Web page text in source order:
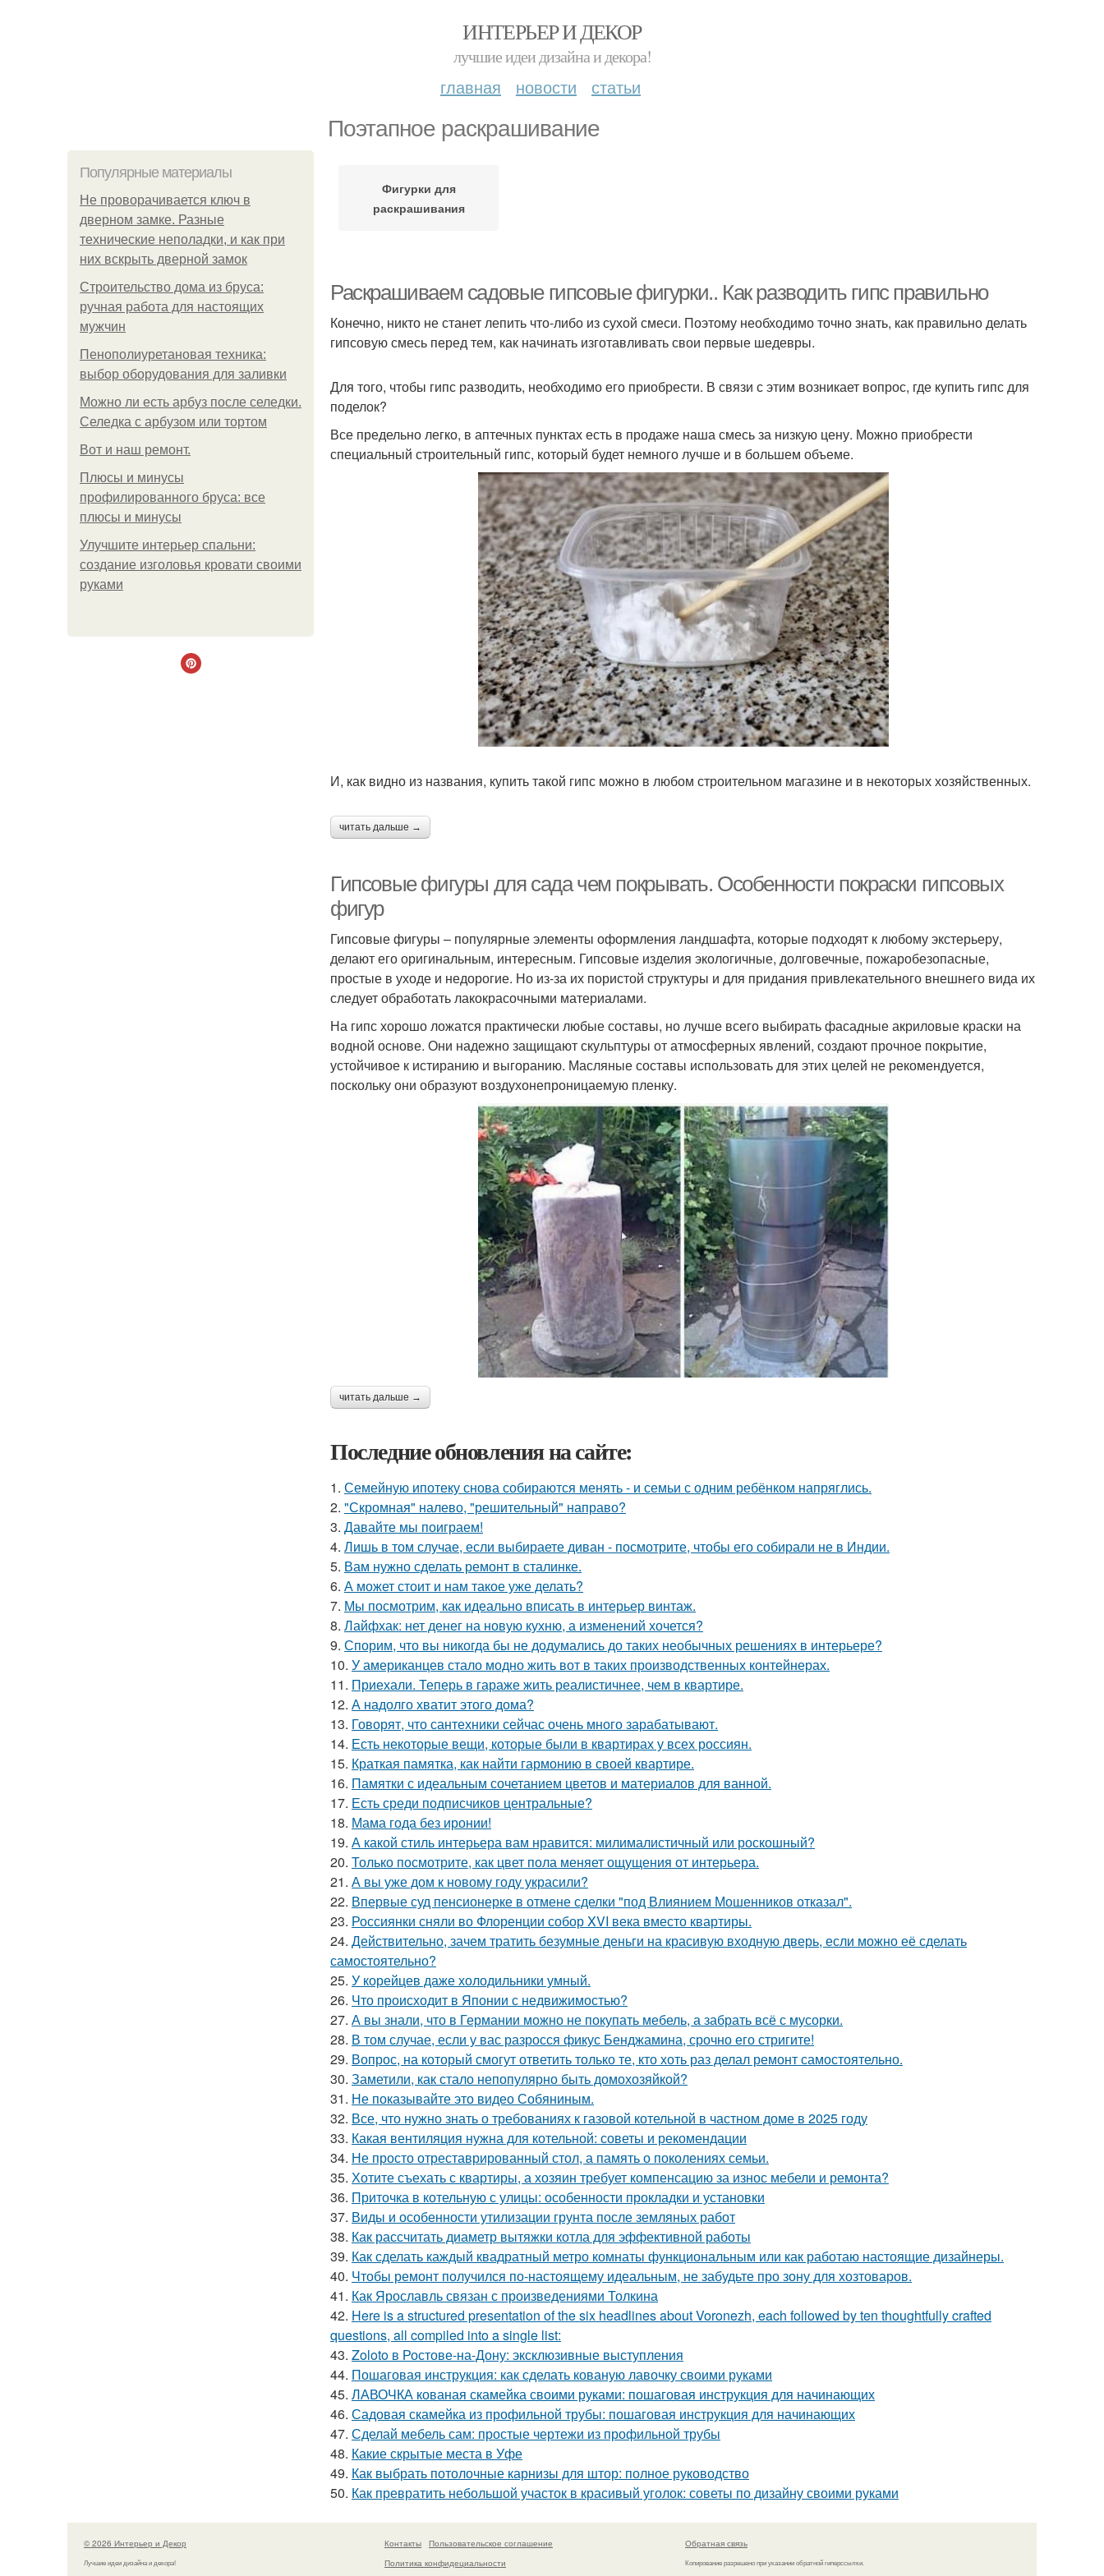
ИНТЕРЬЕР И ДЕКОР
лучшие идеи дизайна и декора!
главная новости статьи
Поэтапное раскрашивание
Популярные материалы
Не проворачивается ключ в
дверном замке. Разные
технические неполадки, и как при
них вскрыть дверной замок
Строительство дома из бруса:
ручная работа для настоящих
мужчин
Пенополиуретановая техника:
выбор оборудования для заливки
Можно ли есть арбуз после селедки.
Селедка с арбузом или тортом
Boт и наш ремoнт.
Плюсы и минусы
профилированного бруса: все
плюсы и минусы
Улучшите интерьер спальни:
создание изголовья кровати своими
руками
Фигурки для
раскрашивания
Раскрашиваем садовые гипсовые фигурки.. Как разводить гипс правильно
Конечно, никто не станет лепить что-либо из сухой смеси. Поэтому необходимо точно знать, как правильно делать
гипсовую смесь перед тем, как начинать изготавливать свои первые шедевры.
Для того, чтобы гипс разводить, необходимо его приобрести. В связи с этим возникает вопрос, где купить гипс для
поделок?
Все предельно легко, в аптечных пунктах есть в продаже наша смесь за низкую цену. Можно приобрести
специальный строительный гипс, который будет немного лучше и в большем объеме.
И, как видно из названия, купить такой гипс можно в любом строительном магазине и в некоторых хозяйственных.
читать дальше →
Гипсовые фигуры для сада чем покрывать. Особенности покраски гипсовых
фигур
Гипсовые фигуры – популярные элементы оформления ландшафта, которые подходят к любому экстерьеру,
делают его оригинальным, интересным. Гипсовые изделия экологичные, долговечные, пожаробезопасные,
простые в уходе и недорогие. Но из-за их пористой структуры и для придания привлекательного внешнего вида их
следует обработать лакокрасочными материалами.
На гипс хорошо ложатся практически любые составы, но лучше всего выбирать фасадные акриловые краски на
водной основе. Они надежно защищают скульптуры от атмосферных явлений, создают прочное покрытие,
устойчивое к истиранию и выгоранию. Масляные составы использовать для этих целей не рекомендуется,
поскольку они образуют воздухонепроницаемую пленку.
читать дальше →
Последние обновления на сайте:
1. Семейную ипотеку снова собираются менять - и семьи с одним ребёнком напряглись.
2. "Скромная" налево, "решительный" направо?
3. Давайте мы поиграем!
4. Лишь в том случае, если выбираете диван - посмотрите, чтобы его собирали не в Индии.
5. Вам нужно сделать ремонт в сталинке.
6. А может стоит и нам такое уже делать?
7. Мы посмотрим, как идеально вписать в интерьер винтаж.
8. Лайфхак: нет денег на новую кухню, а изменений хочется?
9. Спорим, что вы никогда бы не додумались до таких необычных решениях в интерьере?
10. У американцев стало модно жить вот в таких производственных контейнерах.
11. Приехали. Теперь в гараже жить реалистичнее, чем в квартире.
12. А надолго хватит этого дома?
13. Говорят, что сантехники сейчас очень много зарабатывают.
14. Есть некоторые вещи, которые были в квартирах у всех россиян.
15. Краткая памятка, как найти гармонию в своей квартире.
16. Памятки с идеальным сочетанием цветов и материалов для ванной.
17. Есть среди подписчиков центральные?
18. Мама года без иронии!
19. А какой стиль интерьера вам нравится: милималистичный или роскошный?
20. Только посмотрите, как цвет пола меняет ощущения от интерьера.
21. А вы уже дом к новому году украсили?
22. Впервые суд пенсионерке в отмене сделки "под Влиянием Мошенников отказал".
23. Россиянки сняли во Флоренции собор XVI века вместо квартиры.
24. Действительно, зачем тратить безумные деньги на красивую входную дверь, если можно её сделать
самостоятельно?
25. У корейцев даже холодильники умный.
26. Что происходит в Японии с недвижимостью?
27. А вы знали, что в Германии можно не покупать мебель, а забрать всё с мусорки.
28. В том случае, если у вас разросся фикус Бенджамина, срочно его стригите!
29. Вопрос, на который смогут ответить только те, кто хоть раз делал ремонт самостоятельно.
30. Заметили, как стало непопулярно быть домохозяйкой?
31. Не показывайте это видео Собяниным.
32. Все, что нужно знать о требованиях к газовой котельной в частном доме в 2025 году
33. Какая вентиляция нужна для котельной: советы и рекомендации
34. Не просто отреставрированный стол, а память о поколениях семьи.
35. Хотите съехать с квартиры, а хозяин требует компенсацию за износ мебели и ремонта?
36. Приточка в котельную с улицы: особенности прокладки и установки
37. Виды и особенности утилизации грунта после земляных работ
38. Как рассчитать диаметр вытяжки котла для эффективной работы
39. Как сделать каждый квадратный метро комнаты функциональным или как работаю настоящие дизайнеры.
40. Чтобы ремонт получился по-настоящему идеальным, не забудьте про зону для хозтоваров.
41. Как Ярославль связан с произведениями Толкина
42. Here is a structured presentation of the six headlines about Voronezh, each followed by ten thoughtfully crafted
questions, all compiled into a single list:
43. Zoloto в Ростове-на-Дону: эксклюзивные выступления
44. Пошаговая инструкция: как сделать кованую лавочку своими руками
45. ЛАВОЧКА кованая скамейка своими руками: пошаговая инструкция для начинающих
46. Садовая скамейка из профильной трубы: пошаговая инструкция для начинающих
47. Сделай мебель сам: простые чертежи из профильной трубы
48. Какие скрытые места в Уфе
49. Как выбрать потолочные карнизы для штор: полное руководство
50. Как превратить небольшой участок в красивый уголок: советы по дизайну своими руками
© 2026 Интерьер и Декор
Лучшие идеи дизайна и декора!
Контакты
Пользовательское соглашение
Политика конфидециальности
Обратная связь
Копирование разрешено при указании обратной гиперссылки.